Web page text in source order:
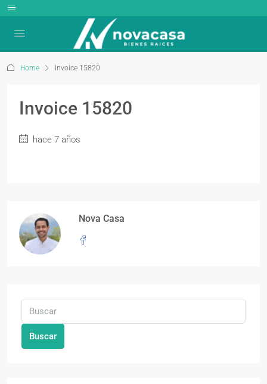
Home Invoice 15820
Invoice 15820
hace 7 años
Nova Casa
Buscar